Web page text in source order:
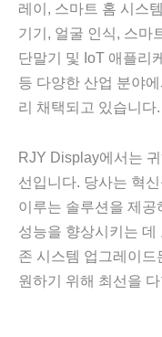
레이, 스마트 홈 시스
기기, 얼굴 인식, 스마
단말기 및 IoT 애플리
등 다양한 산업 분야에
리 채택되고 있습니다.
RJY Display에서는
선입니다. 당사는 혁
이루는 솔루션을 제공
성능을 향상시키는 데
존 시스템 업그레이드
원하기 위해 최선을